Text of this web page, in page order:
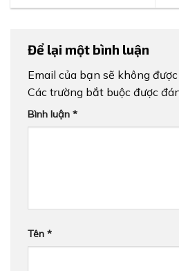
Để lại một bình luận
Email của bạn sẽ không
Các trường bắt buộc được
Bình luận *
Tên *